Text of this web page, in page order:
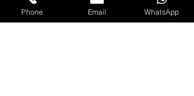
Phone Email WhatsApp